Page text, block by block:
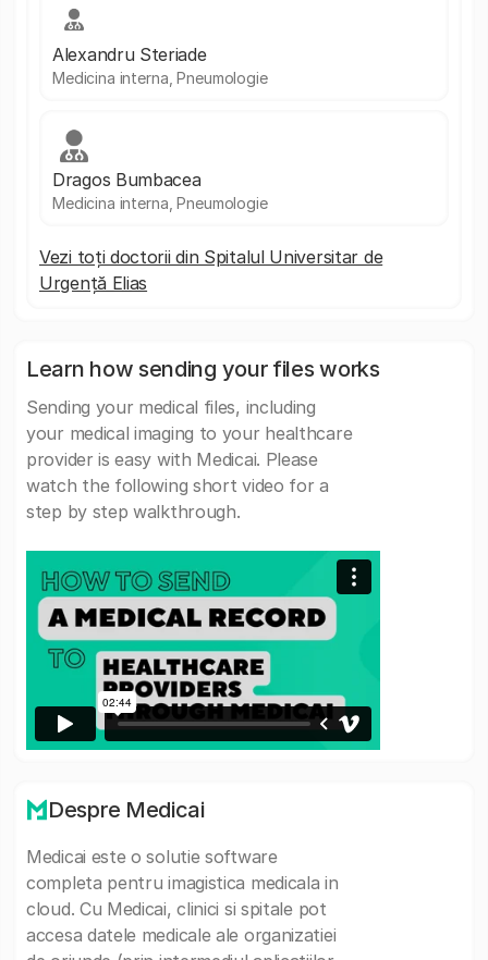
Alexandru Steriade
Medicina interna, Pneumologie
Dragos Bumbacea
Medicina interna, Pneumologie
Vezi toți doctorii din Spitalul Universitar de
Urgență Elias
Learn how sending your files works
Sending your medical files, including
your medical imaging to your healthcare
provider is easy with Medicai. Please
watch the following short video for a
step by step walkthrough.
Despre Medicai
Medicai este o solutie software
completa pentru imagistica medicala in
cloud. Cu Medicai, clinici si spitale pot
accesa datele medicale ale organizatiei